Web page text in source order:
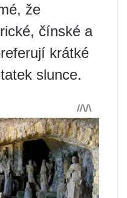
že
čínské a
krátké
slunce.